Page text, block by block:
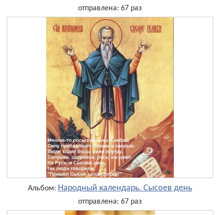
отправлена: 67 раз
Альбом: Народный календарь. Сысоев день
отправлена: 67 раз